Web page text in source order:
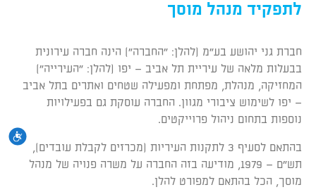
לתפקיד מנהל מוסך
חברת גני יהושע בע"מ (להלן: "החברה") הינה חברה עירונית
בבעלות מלאה של עיריית תל אביב – יפו (להלן: "העירייה")
המחזיקה, מנהלת, מפתחת ומפעילה שטחים ואתרים בתל אביב
– יפו לשימוש ציבורי מגוון. החברה עוסקת גם בפעילויות
נוספות בתחום ניהול פרוייקטים.
בהתאם לסעיף 3 לתקנות העיריות (מכרזים לקבלת עובדים),
תש"ם – 1979, מודיעה בזה החברה על משרה פנויה של מנהל
מוסך, הכל בהתאם למפורט להלן.